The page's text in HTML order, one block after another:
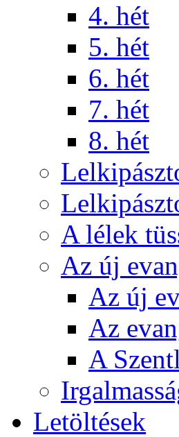
4. hét
5. hét
6. hét
7. hét
8. hét
A lélek
Az új
Az új
Az
A
Letöltések